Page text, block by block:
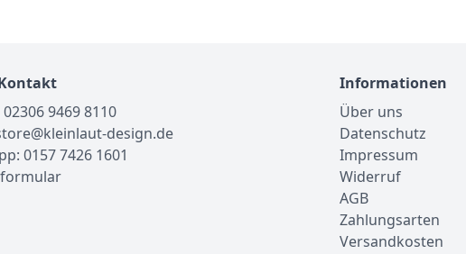
9469 8110
design.de
0157 7426 1601
Informationen
Über uns
Datenschutz
Impressum
Widerruf
AGB
Zahlungsarten
Versandkosten